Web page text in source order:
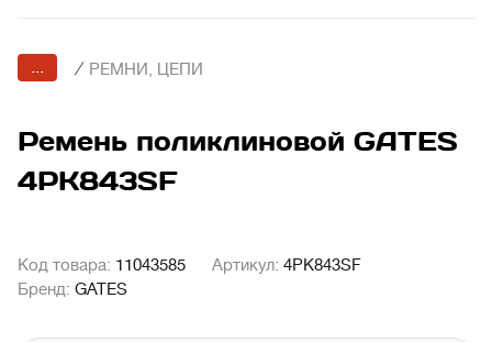
... / РЕМНИ, ЦЕПИ
Ремень поликлиновой GATES
4PK843SF
Код товара: 11043585 Артикул: 4PK843SF
Бренд: GATES